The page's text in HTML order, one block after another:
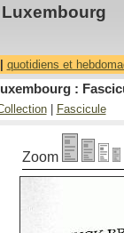
quotidiens et
:
| Fascicule
Zoom